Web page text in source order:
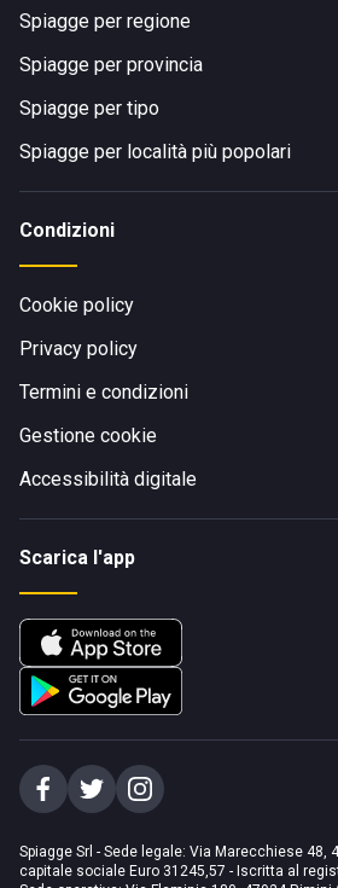
Spiagge per regione
Spiagge per provincia
Spiagge per tipo
Spiagge per località più popolari
Condizioni
Cookie policy
Privacy policy
Termini e condizioni
Gestione cookie
Accessibilità digitale
Scarica l'app
Spiagge Srl - Sede legale: Via Marecchiese 48,
capitale sociale Euro 31245,57 - Iscritta al